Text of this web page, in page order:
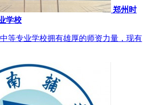
郑州时
学校
等专业学校拥有雄厚的师资力量，现有